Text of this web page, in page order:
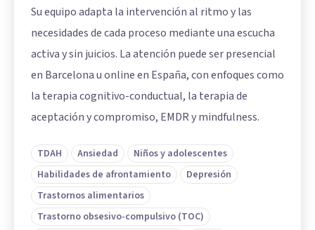
Su equipo adapta la intervención al ritmo y las
necesidades de cada proceso mediante una escucha
activa y sin juicios. La atención puede ser presencial
en Barcelona u online en España, con enfoques como
la terapia cognitivo-conductual, la terapia de
aceptación y compromiso, EMDR y mindfulness.
TDAH Ansiedad
Niños y adolescentes
Habilidades de afrontamiento
Depresión
Trastornos alimentarios
Trastorno obsesivo-compulsivo (TOC)